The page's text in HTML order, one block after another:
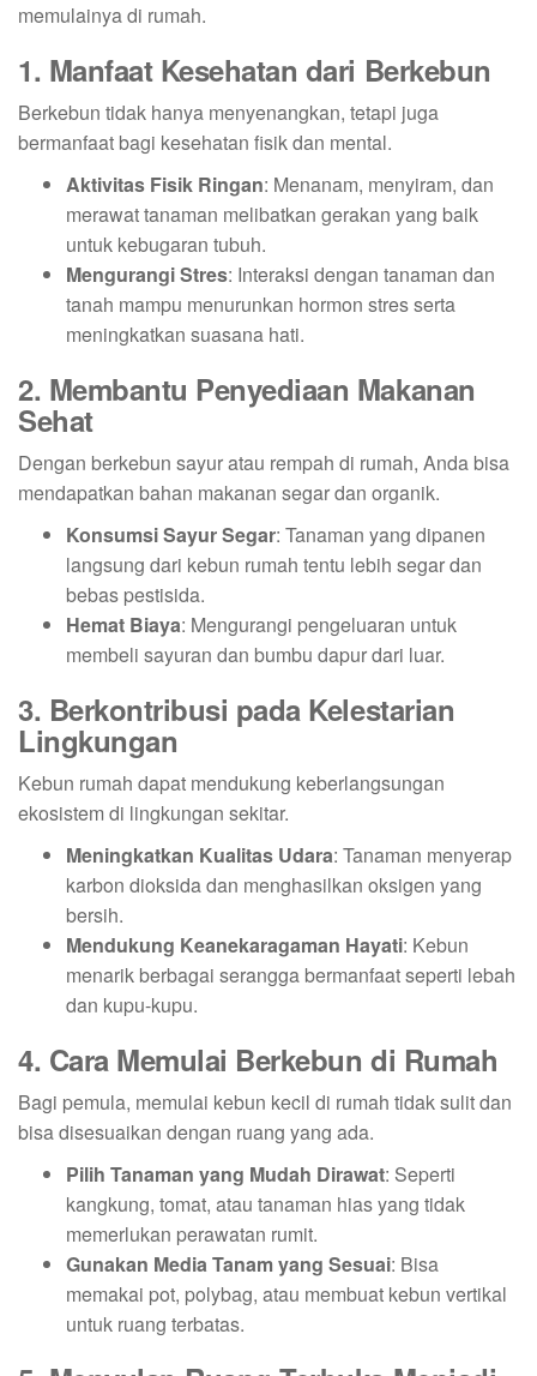
memulainya di rumah.
1. Manfaat Kesehatan dari Berkebun
Berkebun tidak hanya menyenangkan, tetapi juga
bermanfaat bagi kesehatan fisik dan mental.
Aktivitas Fisik Ringan: Menanam, menyiram, dan
merawat tanaman melibatkan gerakan yang baik
untuk kebugaran tubuh.
Mengurangi Stres: Interaksi dengan tanaman dan
tanah mampu menurunkan hormon stres serta
meningkatkan suasana hati.
2. Membantu Penyediaan Makanan
Sehat
Dengan berkebun sayur atau rempah di rumah, Anda bisa
mendapatkan bahan makanan segar dan organik.
Konsumsi Sayur Segar: Tanaman yang dipanen
langsung dari kebun rumah tentu lebih segar dan
bebas pestisida.
Hemat Biaya: Mengurangi pengeluaran untuk
membeli sayuran dan bumbu dapur dari luar.
3. Berkontribusi pada Kelestarian
Lingkungan
Kebun rumah dapat mendukung keberlangsungan
ekosistem di lingkungan sekitar.
Meningkatkan Kualitas Udara: Tanaman menyerap
karbon dioksida dan menghasilkan oksigen yang
bersih.
Mendukung Keanekaragaman Hayati: Kebun
menarik berbagai serangga bermanfaat seperti lebah
dan kupu-kupu.
4. Cara Memulai Berkebun di Rumah
Bagi pemula, memulai kebun kecil di rumah tidak sulit dan
bisa disesuaikan dengan ruang yang ada.
Pilih Tanaman yang Mudah Dirawat: Seperti
kangkung, tomat, atau tanaman hias yang tidak
memerlukan perawatan rumit.
Gunakan Media Tanam yang Sesuai: Bisa
memakai pot, polybag, atau membuat kebun vertikal
untuk ruang terbatas.